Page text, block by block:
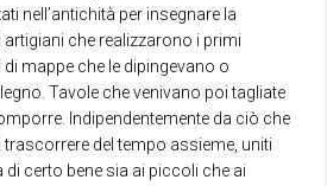
nell’antichità per insegnare la
che realizzarono i primi
mappe che le dipingevano o
Tavole che venivano poi tagliate
Indipendentemente da ciò che
del tempo assieme, uniti
certo bene sia ai piccoli che ai